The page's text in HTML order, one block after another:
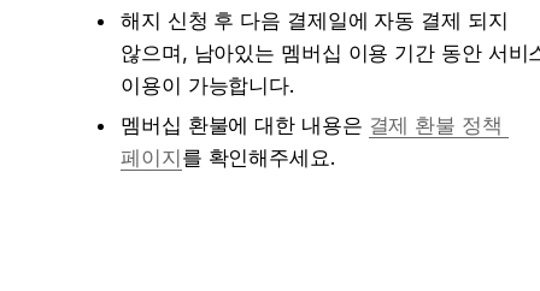
해지 신청 후 다음 결제일에 자동 결제 되지
않으며, 남아있는 멤버십 이용 기간 동안 서비
이용이 가능합니다.
멤버십 환불에 대한 내용은 결제 환불 정책
페이지를 확인해주세요.